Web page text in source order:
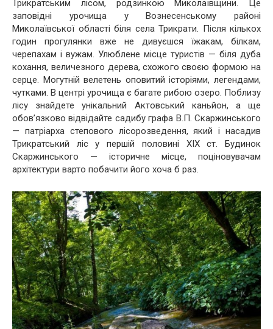
Трикратським лісом, родзинкою Миколаївщини. Це
заповідні урочища у Вознесенському районі
Миколаївської області біля села Трикрати. Після кількох
годин прогулянки вже не дивуєшся їжакам, білкам,
черепахам і вужам. Улюблене місце туристів — біля дуба
кохання, величезного дерева, схожого своєю формою на
серце. Могутній велетень оповитий історіями, легендами,
чутками. В центрі урочища є багате рибою озеро. Поблизу
лісу знайдете унікальний Актовський каньйон, а ще
обов’язково відвідайте садибу графа В.П. Скаржинського
— патріарха степового лісорозведення, який і насадив
Трикратський ліс у першій половині XIX ст. Будинок
Скаржинського — історичне місце, поціновувачам
архітектури варто побачити його хоча б раз.